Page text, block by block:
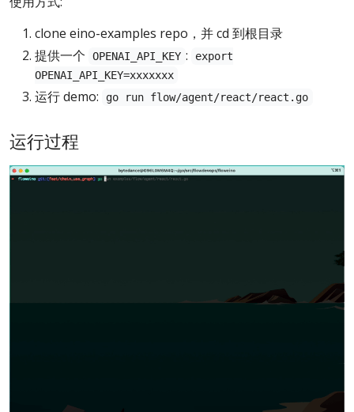
clone eino-examples repo，并 cd 到根目录
提供一个
OPENAI_API_KEY :
export
OPENAI_API_KEY=xxxxxxx
运行 demo: go run flow/agent/react/react.go
运行过程